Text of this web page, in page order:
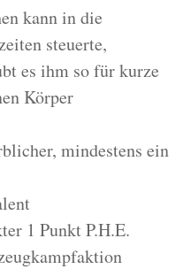
kann in die
steuerte,
es ihm so für kurze
Körper
mindestens ein
1 Punkt P.H.E.